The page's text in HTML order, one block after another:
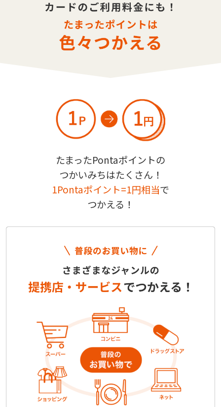
たまったPontaポイントの
つかいみちはたくさん！
1Pontaポイント=1円相当で
つかえる！